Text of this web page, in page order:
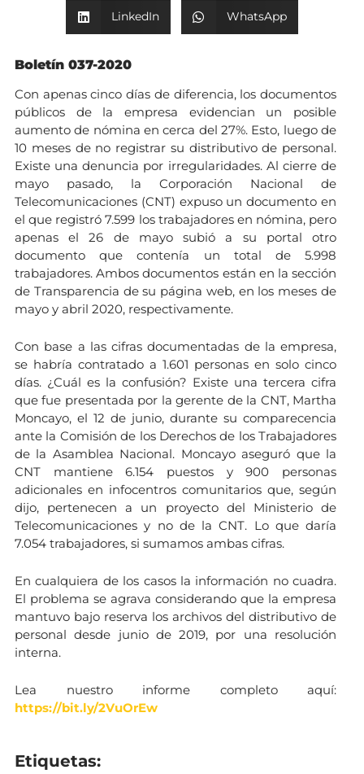
LinkedIn WhatsApp
Boletín 037-2020
Con apenas cinco días de diferencia, los documentos
públicos de la empresa evidencian un posible
aumento de nómina en cerca del 27%. Esto, luego de
10 meses de no registrar su distributivo de personal.
Existe una denuncia por irregularidades. Al cierre de
mayo pasado, la Corporación Nacional de
Telecomunicaciones (CNT) expuso un documento en
el que registró 7.599 los trabajadores en nómina, pero
apenas el 26 de mayo subió a su portal otro
documento que contenía un total de 5.998
trabajadores. Ambos documentos están en la sección
de Transparencia de su página web, en los meses de
mayo y abril 2020, respectivamente.
Con base a las cifras documentadas de la empresa,
se habría contratado a 1.601 personas en solo cinco
días. ¿Cuál es la confusión? Existe una tercera cifra
que fue presentada por la gerente de la CNT, Martha
Moncayo, el 12 de junio, durante su comparecencia
ante la Comisión de los Derechos de los Trabajadores
de la Asamblea Nacional. Moncayo aseguró que la
CNT mantiene 6.154 puestos y 900 personas
adicionales en infocentros comunitarios que, según
dijo, pertenecen a un proyecto del Ministerio de
Telecomunicaciones y no de la CNT. Lo que daría
7.054 trabajadores, si sumamos ambas cifras.
En cualquiera de los casos la información no cuadra.
El problema se agrava considerando que la empresa
mantuvo bajo reserva los archivos del distributivo de
personal desde junio de 2019, por una resolución
interna.
Lea nuestro informe completo aquí:
https://bit.ly/2VuOrEw
Etiquetas: